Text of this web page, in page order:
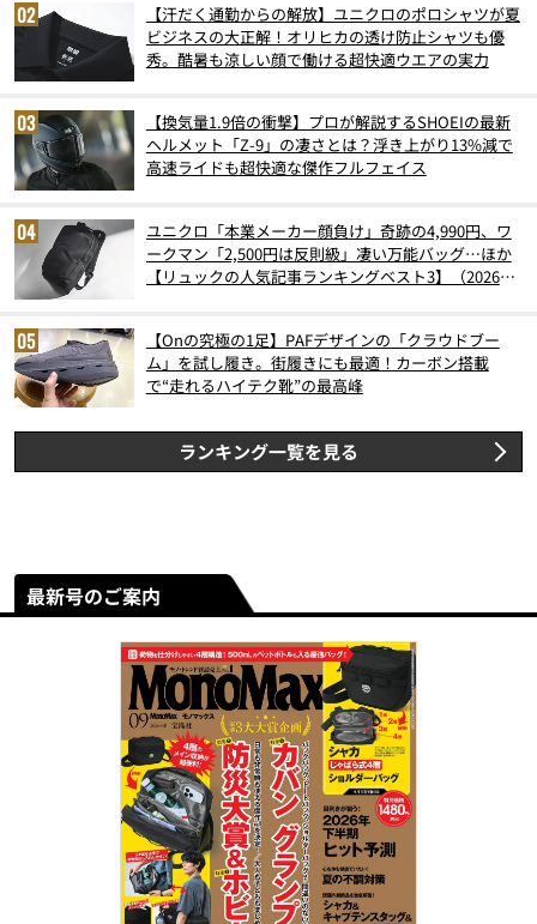
【汗だく通勤からの解放】ユニクロのポロシャツが夏
ビジネスの大正解！オリヒカの透け防止シャツも優
秀。酷暑も涼しい顔で働ける超快適ウエアの実力
【換気量1.9倍の衝撃】プロが解説するSHOEIの最新
ヘルメット「Z-9」の凄さとは？浮き上がり13%減で
高速ライドも超快適な傑作フルフェイス
ユニクロ「本業メーカー顔負け」奇跡の4,990円、ワ
ークマン「2,500円は反則級」凄い万能バッグ…ほか
【リュックの人気記事ランキングベスト3】（2026年
【Onの究極の1足】PAFデザインの「クラウドブー
ム」を試し履き。街履きにも最適！カーボン搭載
で“走れるハイテク靴”の最高峰
ランキング一覧を見る
最新号のご案内